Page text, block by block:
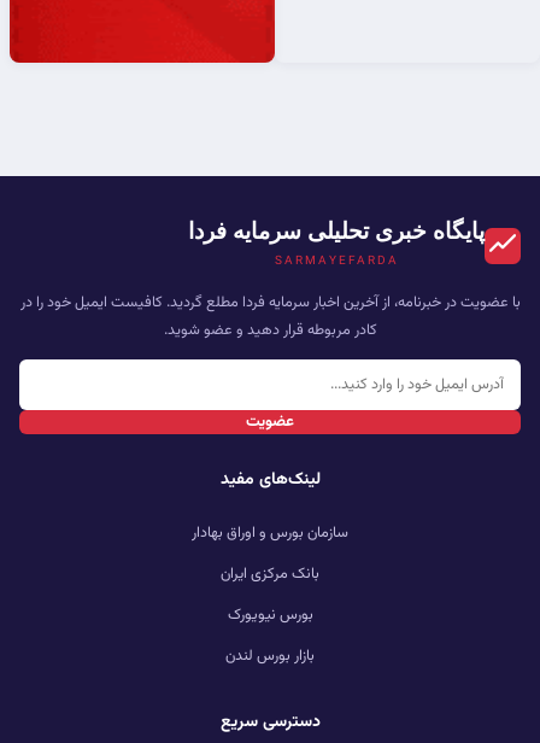
پایگاه خبری تحلیلی سرمایه فردا
SARMAYEFARDA
با عضویت در خبرنامه، از آخرین اخبار سرمایه فردا مطلع گردید. کافیست ایمیل خود را در
کادر مربوطه قرار دهید و عضو شوید.
عضویت
لینک‌های مفید
سازمان بورس و اوراق بهادار
بانک مرکزی ایران
بورس نیویورک
بازار بورس لندن
دسترسی سریع